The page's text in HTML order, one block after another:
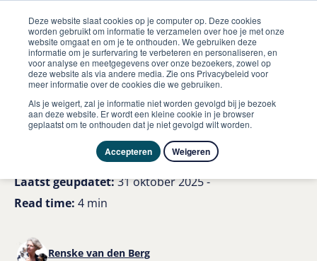
Deze website slaat cookies op je computer op. Deze cookies
worden gebruikt om informatie te verzamelen over hoe je met onze
website omgaat en om je te onthouden. We gebruiken deze
informatie om je surfervaring te verbeteren en personaliseren, en
voor analyse en meetgegevens over onze bezoekers, zowel op
deze website als via andere media. Zie ons Privacybeleid voor
meer informatie over de cookies die we gebruiken.
Als je weigert, zal je informatie niet worden gevolgd bij je bezoek
aan deze website. Er wordt een kleine cookie in je browser
geplaatst om te onthouden dat je niet gevolgd wilt worden.
Accepteren Weigeren
Kat Moet jouw kat overgeven door stress 5 tips
Moet jouw kat overgeven
door stress? 5 tips
Laatst geüpdatet:31 oktober 2025 -
Read time: 4 min
Renske van den Berg